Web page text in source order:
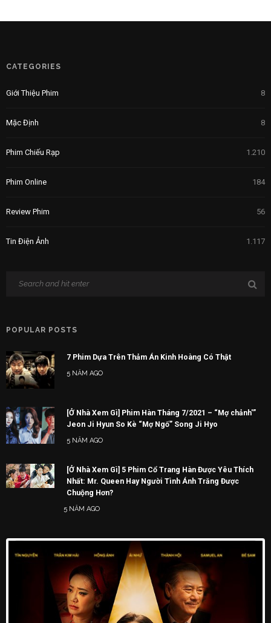
CATEGORIES
Giới Thiệu Phim 8
Mặc Định 8
Phim Chiếu Rạp 1.210
Phim Online 184
Review Phim 56
Tin Điện Ảnh 1.117
POPULAR POSTS
7 Phim Dựa Trên Thảm Án Kinh Hoàng Có Thật
5 NĂM AGO
[Ở Nhà Xem Gì] Phim Hàn Tháng 7/2021 – “Mợ chảnh'”
Jeon Ji Hyun So Kè “Mợ Ngố” Song Ji Hyo
5 NĂM AGO
[Ở Nhà Xem Gì] 5 Phim Cổ Trang Hàn Được Yêu Thích
Nhất: Mr. Queen Hay Người Tình Ánh Trăng Được
Chuộng Hơn?
5 NĂM AGO